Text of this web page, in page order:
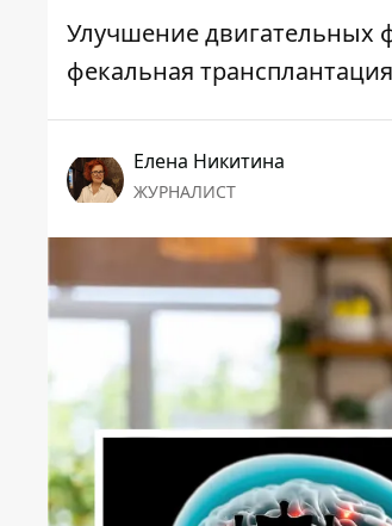
Улучшение двигательных
фекальная трансплантация
Елена Никитина
ЖУРНАЛИСТ